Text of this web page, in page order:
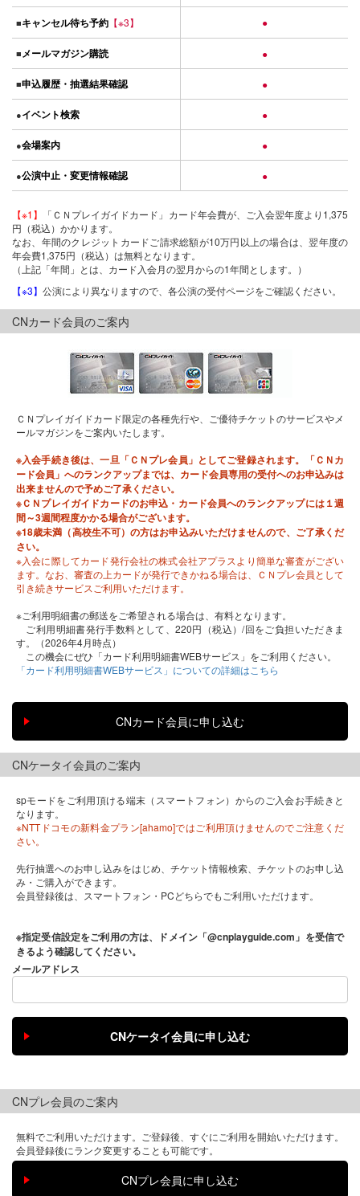
■キャンセル待ち予約 【※3】 ●
■メールマガジン購読 ●
■申込履歴・抽選結果確認 ●
●イベント検索 ●
●会場案内 ●
●公演中止・変更情報確認 ●
【※1】
「ＣＮプレイガイドカード」カード年会費が、ご入会翌年度より1,375
円（税込）かかります。
なお、年間のクレジットカードご請求総額が10万円以上の場合は、翌年度の
年会費1,375円（税込）は無料となります。
（上記「年間」とは、カード入会月の翌月からの1年間とします。）
【※3】 公演により異なりますので、各公演の受付ページをご確認ください。
CNカード会員のご案内
ＣＮプレイガイドカード限定の各種先行や、ご優待チケットのサービスやメ
ールマガジンをご案内いたします。
※入会手続き後は、一旦「ＣＮプレ会員」としてご登録されます。「ＣＮカ
ード会員」へのランクアップまでは、カード会員専用の受付へのお申込みは
出来ませんので予めご了承ください。
※ＣＮプレイガイドカードのお申込・カード会員へのランクアップには１週
間～3週間程度かかる場合がございます。
※18歳未満（高校生不可）の方はお申込みいただけませんので、ご了承くだ
さい。
※入会に際してカード発行会社の株式会社アプラスより簡単な審査がござい
ます。なお、審査の上カードが発行できかねる場合は、ＣＮプレ会員として
引き続きサービスご利用いただけます。
※ご利用明細書の郵送をご希望される場合は、有料となります。
ご利用明細書発行手数料として、220円（税込）/回をご負担いただきま
す。（2026年4月時点）
この機会にぜひ「カード利用明細書WEBサービス」をご利用ください。
「カード利用明細書WEBサービス」についての詳細はこちら
CNケータイ会員のご案内
spモードをご利用頂ける端末（スマートフォン）からのご入会お手続きと
なります。
※NTTドコモの新料金プラン[ahamo]ではご利用頂けませんのでご注意くだ
さい。
先行抽選へのお申し込みをはじめ、チケット情報検索、チケットのお申し込
み・ご購入ができます。
会員登録後は、スマートフォン・PCどちらでもご利用いただけます。
※指定受信設定をご利用の方は、ドメイン「@cnplayguide.com」を受信で
きるよう確認してください。
メールアドレス
CNプレ会員のご案内
無料でご利用いただけます。ご登録後、すぐにご利用を開始いただけます。
会員登録後にランク変更することも可能です。